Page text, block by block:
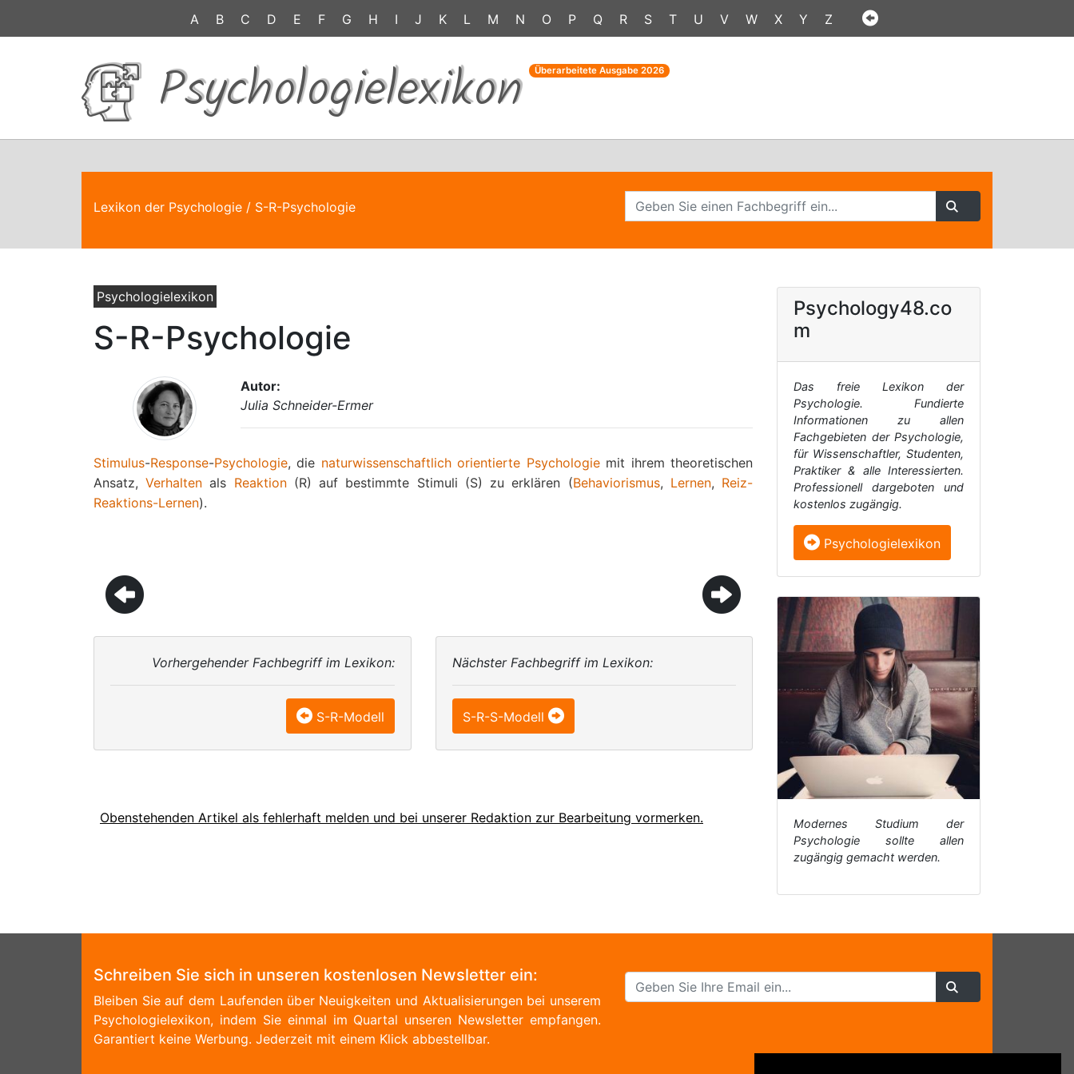
A B C D E F G H I J K L M N O P Q R S T U V W X Y Z
Psychologielexikon Überarbeitete Ausgabe 2026
Lexikon der Psychologie / S-R-Psychologie
Psychologielexikon
S-R-Psychologie
Autor:
Julia Schneider-Ermer
Stimulus-Response-Psychologie, die naturwissenschaftlich orientierte Psychologiemit ihrem theoretischen
Ansatz,Verhalten als Reaktion(R) auf bestimmte Stimuli (S) zu erklären (Behaviorismus, Lernen, Reiz-
Reaktions-Lernen).
Vorhergehender Fachbegriff im Lexikon:
S-R-Modell
Nächster Fachbegriff im Lexikon:
S-R-S-Modell
Obenstehenden Artikel als fehlerhaft melden und bei unserer Redaktion zur Bearbeitung vormerken.
Psychology48.co
m
Das freie Lexikon der
Psychologie. Fundierte
Informationen zu allen
Fachgebieten der Psychologie,
für Wissenschaftler, Studenten,
Praktiker & alle Interessierten.
Professionell dargeboten und
kostenlos zugängig.
Psychologielexikon
Modernes Studium der
Psychologie sollte allen
zugängig gemacht werden.
Schreiben Sie sich in unseren kostenlosen Newsletter ein:
Bleiben Sie auf dem Laufenden über Neuigkeiten und Aktualisierungen bei unserem
Psychologielexikon, indem Sie einmal im Quartal unseren Newsletter empfangen.
Garantiert keine Werbung. Jederzeit mit einem Klick abbestellbar.